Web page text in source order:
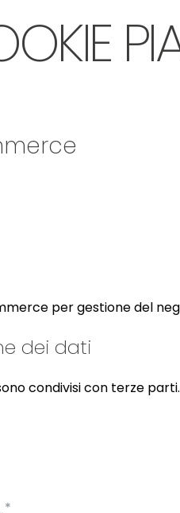
per gestione del
dei dati
condivisi con terze parti.